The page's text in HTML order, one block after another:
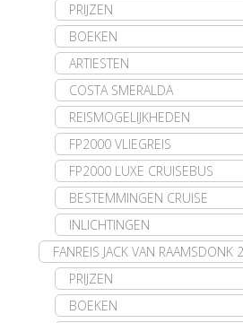
PRIJZEN
BOEKEN
ARTIESTEN
COSTA SMERALDA
REISMOGELIJKHEDEN
FP2000 VLIEGREIS
FP2000 LUXE CRUISEBUS
BESTEMMINGEN CRUISE
INLICHTINGEN
FANREIS JACK VAN RAAMSDONK
PRIJZEN
BOEKEN